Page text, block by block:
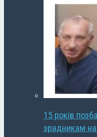
15 років
зрадникам